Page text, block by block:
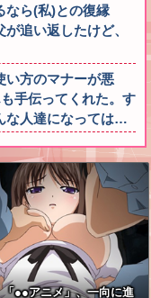
なら(私)との復縁
追い返したけど、
い方のマナーが悪
手伝ってくれた。す
な人達になっては…
「●●アニメ」、一向に進